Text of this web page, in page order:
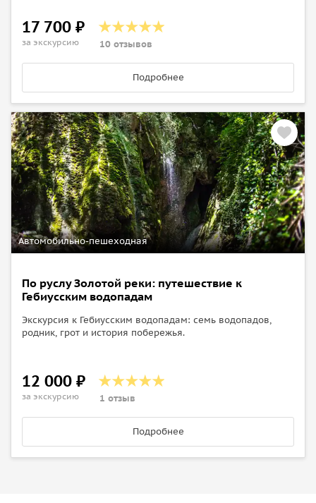
№124с от ж/д вокзала Сочи, автобус №100 от ж/д вокзала
Адлера, автобус №57 от ул. Ленина (Адлер) или на
Свободное время в Сочи-парке до отправления из Сочи в
экскурсоводом.
•Возвращение в Геленджик в 3:00-4:00.
17 700 ₽
за экскурсию 10 отзывов
Подробнее
Автомобильно-пешеходная
По руслу Золотой реки: путешествие к
Гебиусским водопадам
Экскурсия к Гебиусским водопадам: семь водопадов,
родник, грот и история побережья.
12 000 ₽
за экскурсию 1 отзыв
Подробнее